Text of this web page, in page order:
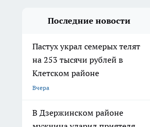
Последние новости
Пастух украл семерых телят
на 253 тысячи рублей в
Клетском районе
Вчера
В Дзержинском районе